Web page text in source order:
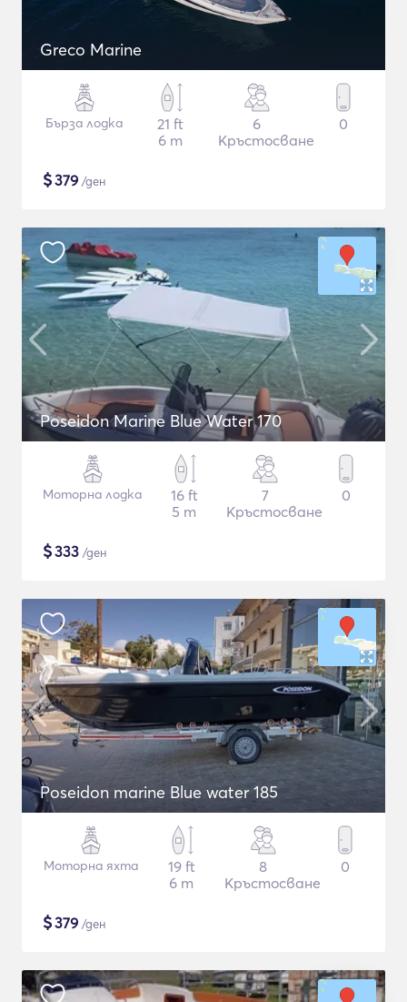
Greco Marine
Бърза лодка
21 ft
6 m
6
Кръстосване
0
$379 /ден
Poseidon Marine Blue Water 170
Моторна лодка
16 ft
5 m
7
Кръстосване
0
$333 /ден
Poseidon marine Blue water 185
Моторна яхта
19 ft
6 m
8
Кръстосване
0
$379 /ден